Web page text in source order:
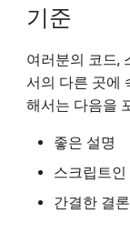
기준
여러분의 코드,
서의 다른 곳에
해서는 다음을
좋은 설명
스크립트
간결한 결론